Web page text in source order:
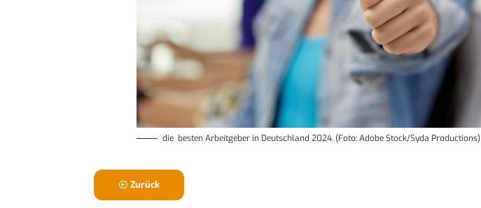
die besten Arbeitgeber in Deutschland 2024. (Foto: Adobe Stock/Syda Productions)
Zurück